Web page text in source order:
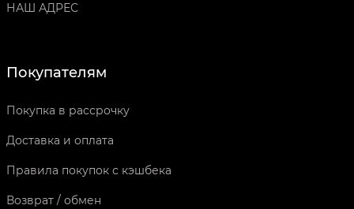
НАШ АДРЕС
Покупателям
Покупка в рассрочку
Доставка и оплата
Правила покупок с кэшбека
Возврат / обмен